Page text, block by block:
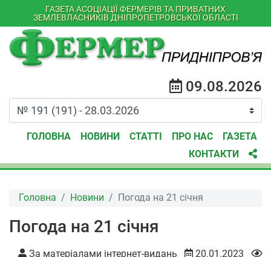
ГАЗЕТА АСОЦІАЦІЇ ФЕРМЕРІВ ТА ПРИВАТНИХ
ЗЕМЛЕВЛАСНИКІВ ДНІПРОПЕТРОВСЬКОЇ ОБЛАСТІ
09.08.2026
ГОЛОВНА НОВИНИ СТАТТІ ПРО НАС
ГАЗЕТА
КОНТАКТИ
Головна Новини Погода на 21 січня
Погода на 21 січня
За матеріалами інтернет-видань
20.01.2023